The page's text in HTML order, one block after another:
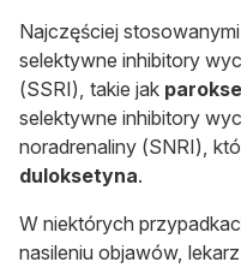
Najczęściej
selektywne inhibitory
(SSRI), takie jak
selektywne inhibitory
noradrenaliny (SNRI),
duloksetyna.
W niektórych
nasileniu objawów,